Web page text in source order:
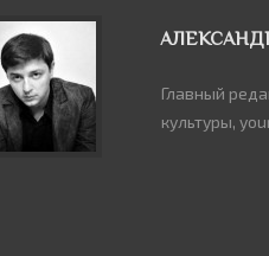
Главный
культуры,